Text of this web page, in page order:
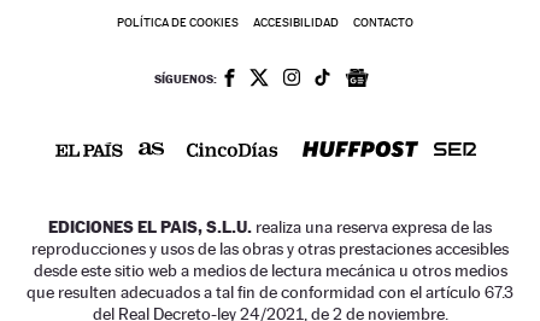
POLÍTICA DE COOKIES ACCESIBILIDAD CONTACTO
SÍGUENOS:
EDICIONES EL PAIS, S.L.U. realiza una reserva expresa de las
reproducciones y usos de las obras y otras prestaciones accesibles
desde este sitio web a medios de lectura mecánica u otros medios
que resulten adecuados a tal fin de conformidad con el artículo 67.3
del Real Decreto-ley 24/2021, de 2 de noviembre.